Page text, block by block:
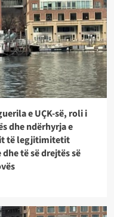
e UÇK-së, roli i
dhe ndërhyrja e
të legjitimitetit
të së drejtës së